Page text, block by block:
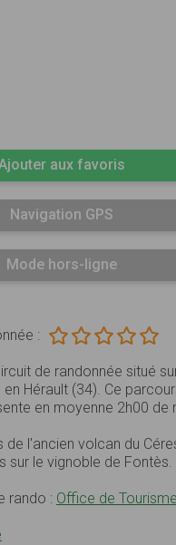
aux favoris
Navigation GPS
Mode hors-ligne
:
de randonnée situé
Hérault (34). Ce
en moyenne 2h00 de
de l'ancien volcan du
sur le vignoble de Fontès.
rando : Office de